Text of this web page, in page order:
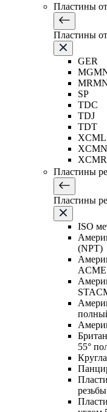
Пластины
Пластины
GER
SP
TDC
TDJ
TDT
XCML
XCMN
XCMR
Пластины
Пластины
ISO
(NPT)
ACME
55°